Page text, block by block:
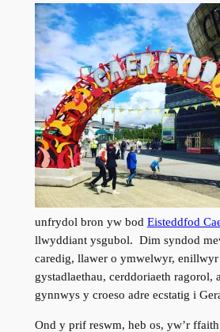
unfrydol bron yw bod Eisteddfod
llwyddiant ysgubol. Dim syndod
caredig, llawer o ymwelwyr,
gystadlaethau, cerddoriaeth
gynnwys y croeso adre ecstatig i
Ond y prif reswm, heb os, yw’r